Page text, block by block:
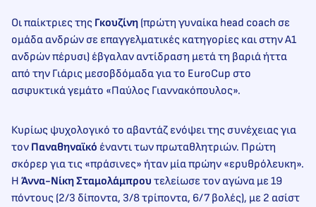
Οι παίκτριες της Γκουζίνη (πρώτη γυναίκα head coach σε
ομάδα ανδρών σε επαγγελματικές κατηγορίες και στην Α1
ανδρών πέρυσι) έβγαλαν αντίδραση μετά τη βαριά ήττα
από την Γιάρις μεσοβδόμαδα για το EuroCup στο
ασφυκτικά γεμάτο «Παύλος Γιαννακόπουλος».
Κυρίως ψυχολογικό το αβαντάζ ενόψει της συνέχειας για
τον Παναθηναϊκό έναντι των πρωταθλητριών. Πρώτη
σκόρερ για τις «πράσινες» ήταν μία πρώην «ερυθρόλευκη».
Η Άννα-Νίκη Σταμολάμπρου τελείωσε τον αγώνα με 19
πόντους (2/3 δίποντα, 3/8 τρίποντα, 6/7 βολές), με 2 ασίστ